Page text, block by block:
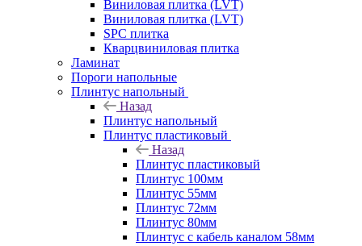
Виниловая плитка (LVT)
Виниловая плитка (LVT)
SPC плитка
Кварцвиниловая плитка
Ламинат
Пороги напольные
Плинтус напольный
Назад
Плинтус напольный
Плинтус пластиковый
Назад
Плинтус пластиковый
Плинтус 100мм
Плинтус 55мм
Плинтус 72мм
Плинтус 80мм
Плинтус с кабель каналом 58мм